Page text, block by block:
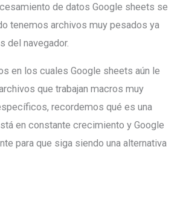
de datos Google sheets se
tenemos archivos muy pesados ya
del navegador.
en los cuales Google sheets aún le
que trabajan macros muy
recordemos qué es una
en constante crecimiento y Google
para que siga siendo una alternativa